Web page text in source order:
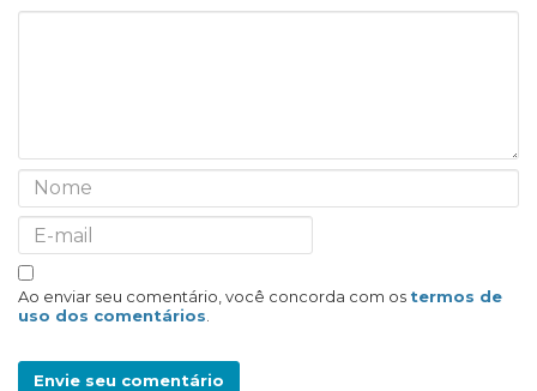
Ao enviar seu comentário, você concorda com os termos de
uso dos comentários
Envie seu comentário